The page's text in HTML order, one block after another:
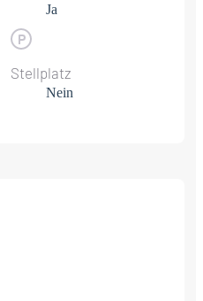
Ja
Stellplatz
Nein